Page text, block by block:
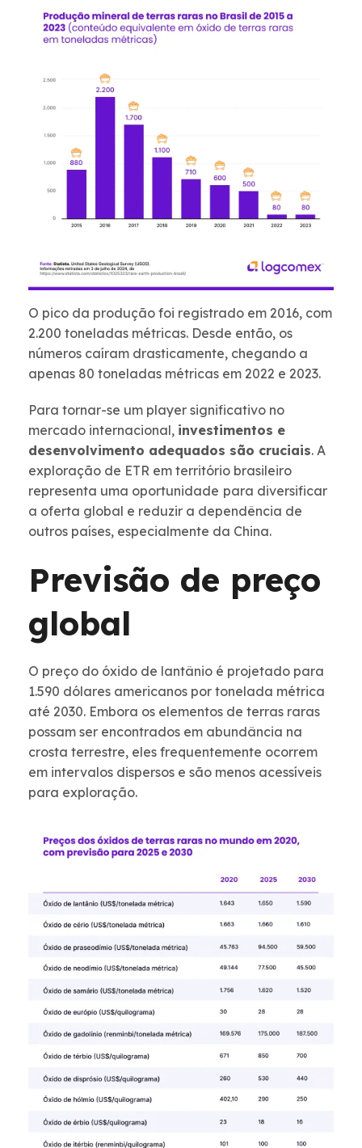
O pico da produção foi registrado em 2016, com
2.200 toneladas métricas. Desde então, os
números caíram drasticamente, chegando a
apenas 80 toneladas métricas em 2022 e 2023.
Para tornar-se um player significativo no
mercado internacional, investimentos e
desenvolvimento adequados são cruciais. A
exploração de ETR em território brasileiro
representa uma oportunidade para diversificar
a oferta global e reduzir a dependência de
outros países, especialmente da China.
Previsão de preço
global
O preço do óxido de lantânio é projetado para
1.590 dólares americanos por tonelada métrica
até 2030. Embora os elementos de terras raras
possam ser encontrados em abundância na
crosta terrestre, eles frequentemente ocorrem
em intervalos dispersos e são menos acessíveis
para exploração.